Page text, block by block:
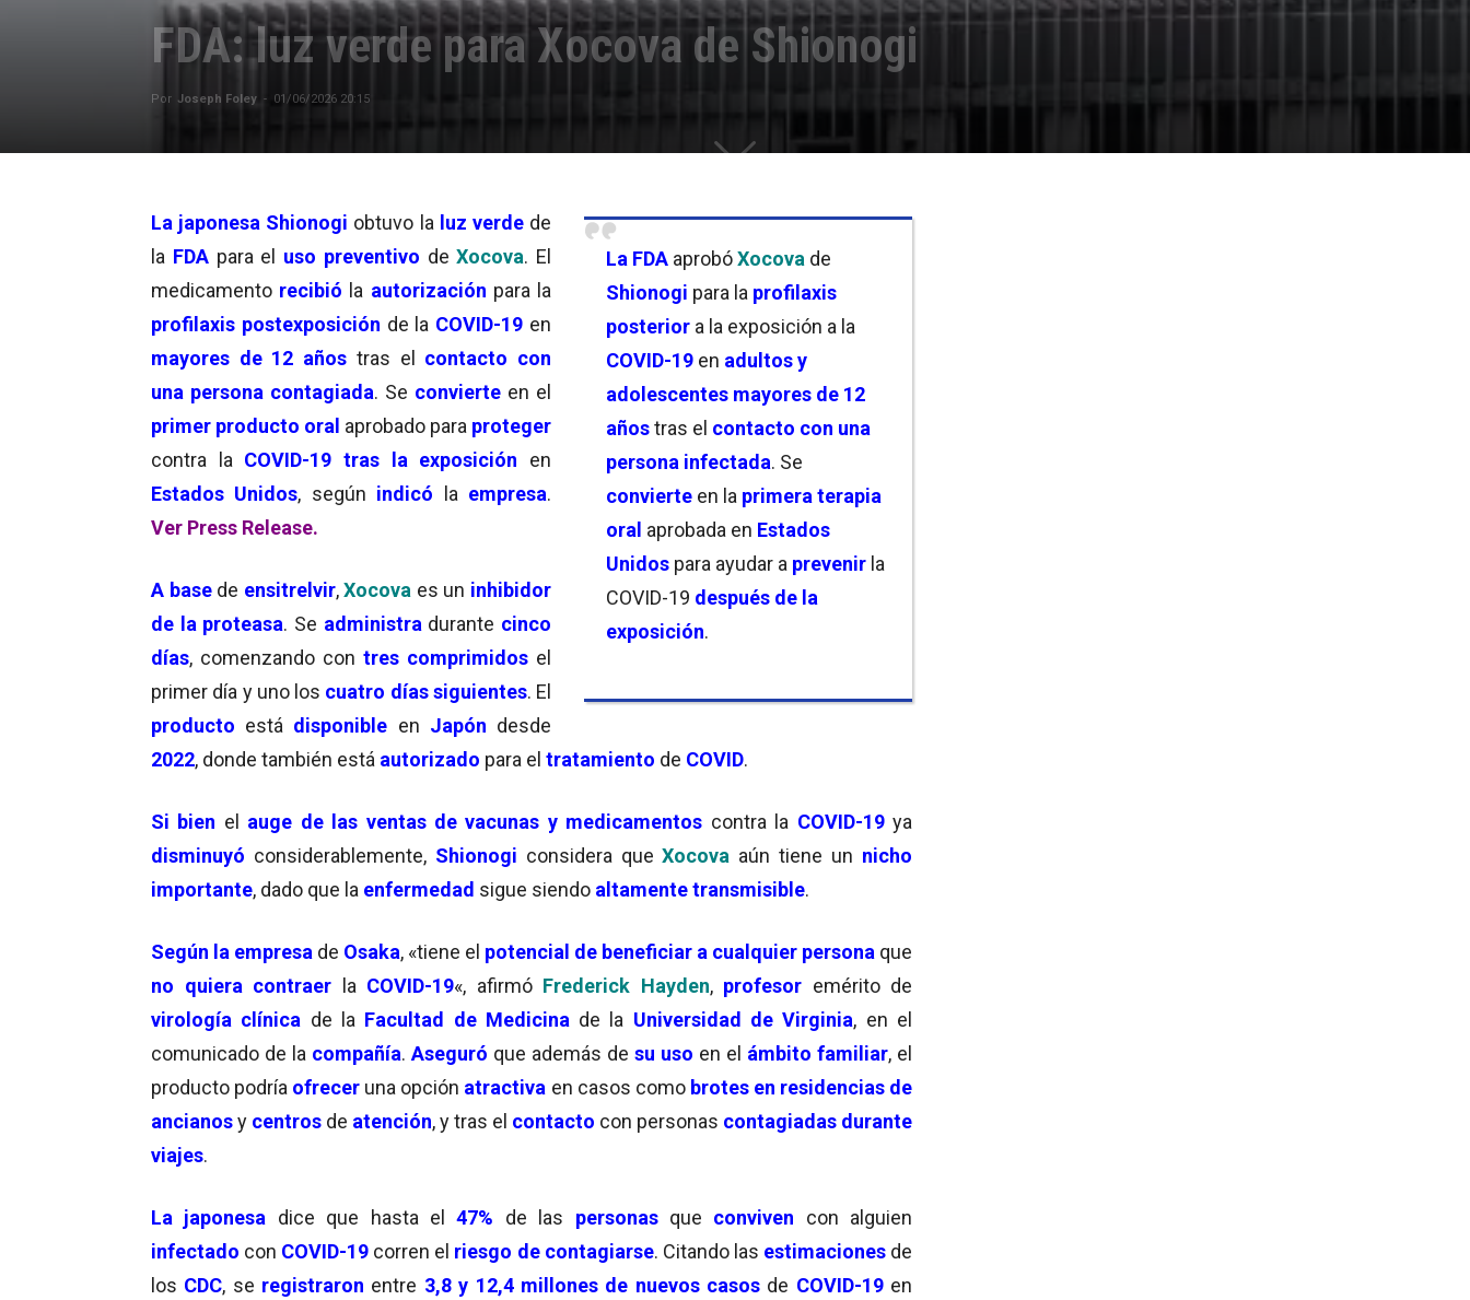
FDA: luz verde para Xocova de Shionogi
Por Joseph Foley - 01/06/2026 20:15
La FDA aprobóXocova de
Shionogi para la profilaxis
posterior a la exposición a la
COVID-19 en adultos y
adolescentes mayores de 12
añostras el contacto con una
persona infectada. Se
convierte en la primera terapia
oral aprobada en Estados
Unidos para ayudar a prevenir la
COVID-19 después de la
exposición.
La japonesa Shionogi obtuvo la luz verde de
la FDApara el uso preventivo deXocova. El
medicamento recibió la autorización para la
profilaxis postexposición de la COVID-19 en
mayores de 12 años tras el contacto con
una persona contagiada. Se convierte en el
primer producto oral aprobado para proteger
contra la COVID-19 tras la exposición en
Estados Unidos, según indicó la empresa.
Ver Press Release.
A base de ensitrelvir,Xocova es un inhibidor
de la proteasa. Se administra durante cinco
días, comenzando con tres comprimidos el
primer día y uno los cuatro días siguientes. El
producto está disponible en Japón desde
2022, donde también está autorizado para el tratamiento de COVID.
Si bien el auge de las ventas de vacunas y medicamentos contra la COVID-19ya
disminuyó considerablemente, Shionogi considera queXocova aún tiene un nicho
importante, dado que la enfermedad sigue siendo altamente transmisible.
Según la empresa de Osaka, «tiene el potencial de beneficiar a cualquier persona que
no quiera contraer la COVID-19«, afirmó Frederick Hayden, profesor emérito de
virología clínica de la Facultad de Medicina de la Universidad de Virginia, en el
comunicado de la compañía. Aseguró que además de su uso en el ámbito familiar, el
producto podría ofrecer una opción atractiva en casos comobrotes en residencias de
ancianosy centros de atención, y tras el contacto con personas contagiadas durante
viajes.
La japonesa dice que hasta el47% de las personas que conviven con alguien
infectado con COVID-19 corren el riesgo de contagiarse. Citando las estimaciones de
los CDC, se registraron entre 3,8 y 12,4 millones de nuevos casosde COVID-19en